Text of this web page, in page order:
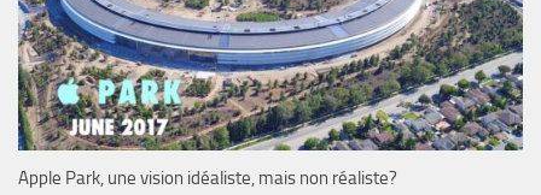
Apple Park, une vision idéaliste, mais non réaliste?